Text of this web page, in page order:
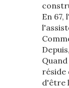
En 67,
réside
d'être